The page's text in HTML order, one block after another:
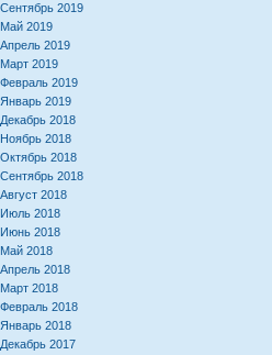
Сентябрь 2019
Май 2019
Апрель 2019
Март 2019
Февраль 2019
Январь 2019
Декабрь 2018
Ноябрь 2018
Октябрь 2018
Сентябрь 2018
Август 2018
Июль 2018
Июнь 2018
Май 2018
Апрель 2018
Март 2018
Февраль 2018
Январь 2018
Декабрь 2017